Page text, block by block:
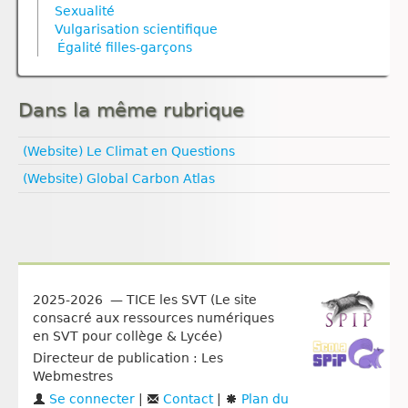
Univers et planètes
Sexualité
Vulgarisation scientifique
Égalité filles‑garçons
Dans la même rubrique
(Website) Le Climat en Questions
(Website) Global Carbon Atlas
2025-2026 — TICE les SVT (Le site
consacré aux ressources numériques
en SVT pour collège & Lycée)
Directeur de publication : Les
Webmestres
Se connecter | Contact| Plan du